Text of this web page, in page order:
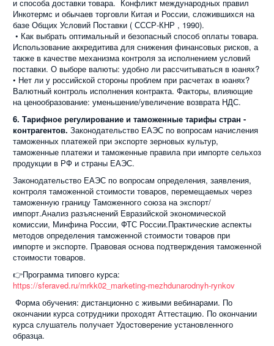
и способа доставки товара. Конфликт международных правил
Инкотермс и обычаев торговли Китая и России, сложившихся на
базе Общих Условий Поставки ( СССР-КНР , 1990).
• Как выбрать оптимальный и безопасный способ оплаты товара.
Использование аккредитива для снижения финансовых рисков, а
также в качестве механизма контроля за исполнением условий
поставки. О выборе валюты: удобно ли рассчитываться в юанях?
• Нет ли у российской стороны проблем при расчетах в юанях?
Валютный контроль исполнения контракта. Факторы, влияющие
на ценообразование: уменьшение/увеличение возврата НДС.
6. Тарифное регулирование и таможенные тарифы стран -
контрагентов. Законодательство ЕАЭС по вопросам начисления
таможенных платежей при экспорте зерновых культур,
таможенные платежи и таможенные правила при импорте сельхоз
продукции в РФ и страны ЕАЭС.
Законодательство ЕАЭС по вопросам определения, заявления,
контроля таможенной стоимости товаров, перемещаемых через
таможенную границу Таможенного союза на экспорт/
импорт.Анализ разъяснений Евразийской экономической
комиссии, Минфина России, ФТС России.Практические аспекты
методов определения таможенной стоимости товаров при
импорте и экспорте. Правовая основа подтверждения таможенной
стоимости товаров.
👉Программа типовго курса:
https://sferaved.ru/mrkk02_marketing-mezhdunarodnyh-rynkov
Форма обучения: дистанционно с живыми вебинарами. По
окончании курса сотрудники проходят Аттестацию. По окончании
курса слушатель получает Удостоверение установленного
образца.